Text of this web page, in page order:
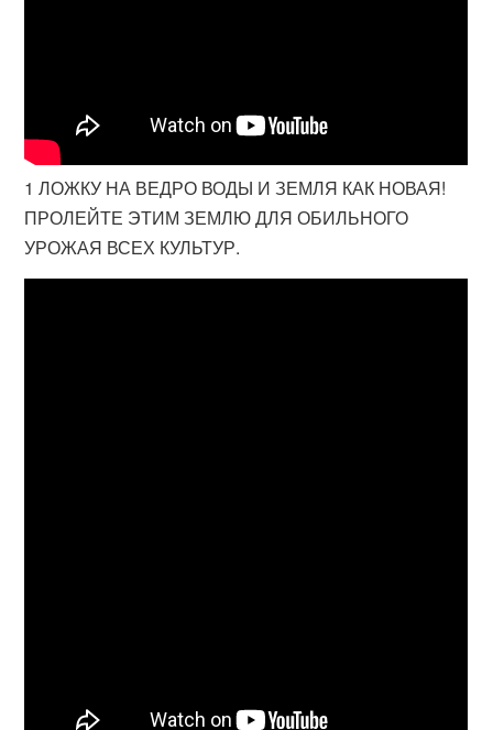
1 ЛОЖКУ НА ВЕДРО ВОДЫ И ЗЕМЛЯ КАК НОВАЯ!
ПРОЛЕЙТЕ ЭТИМ ЗЕМЛЮ ДЛЯ ОБИЛЬНОГО
УРОЖАЯ ВСЕХ КУЛЬТУР.